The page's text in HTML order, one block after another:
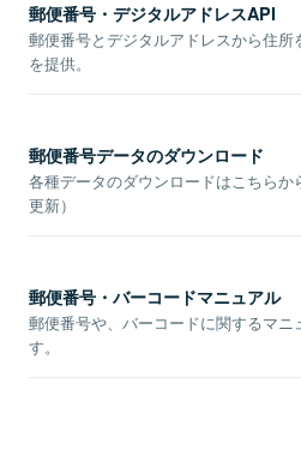
郵便番号・デジタルアドレスAPI
郵便番号とデジタルアドレスから住所
を提供。
郵便番号データのダウンロード
各種データのダウンロードはこちらか
更新）
郵便番号・バーコードマニュアル
郵便番号や、バーコードに関するマニ
す。